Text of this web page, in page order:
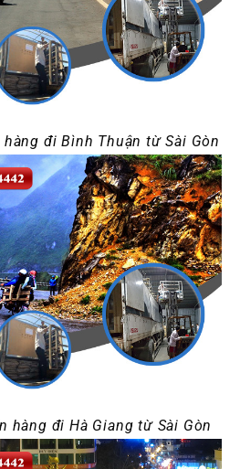
đi Bình Thuận từ Sài Gòn
hàng đi Hà Giang từ Sài Gòn